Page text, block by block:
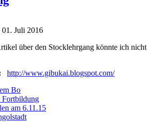
Juli 2016
über den Stocklehrgang könnte ich nicht
http://www.gibukai.blogspot.com/
Bo
Fortbildung
am 6.11.15